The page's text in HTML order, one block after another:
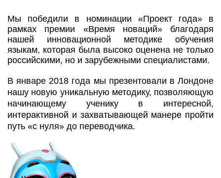
Мы победили в номинации «Проект года» в
рамках премии «Время новаций» благодаря
нашей инновационной методике обучения
языкам, которая была высоко оценена не только
российскими, но и зарубежными специалистами.
В январе 2018 года мы презентовали в Лондоне
нашу новую уникальную методику, позволяющую
начинающему ученику в интересной,
интерактивной и захватывающей манере пройти
путь «с нуля» до переводчика.